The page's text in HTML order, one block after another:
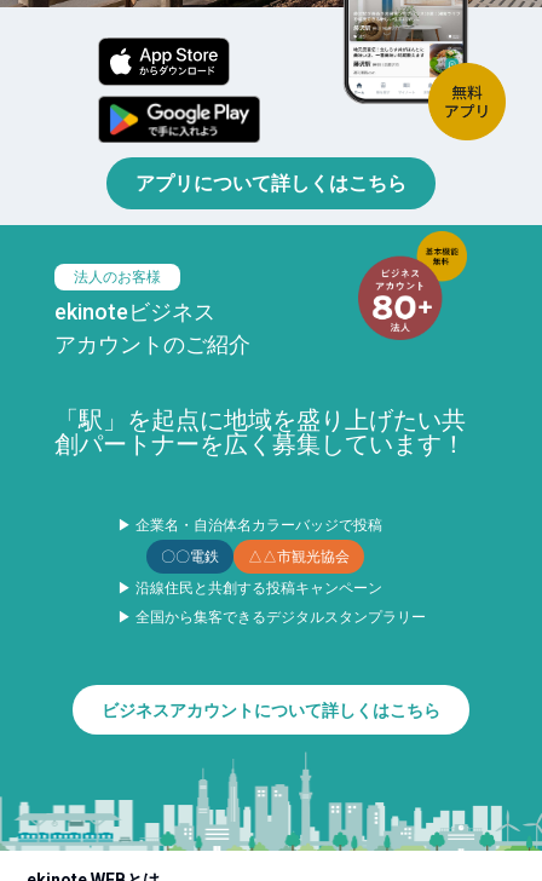
アプリについて詳しくはこちら
法人のお客様
ekinoteビジネス
アカウントのご紹介
「駅」を起点に地域を盛り上げたい共
創パートナーを広く募集しています！
▶ 企業名・自治体名カラーバッジで投稿
〇〇電鉄
△△市観光協会
▶ 沿線住民と共創する投稿キャンペーン
▶ 全国から集客できるデジタルスタンプラリー
ビジネスアカウントについて詳しくはこちら